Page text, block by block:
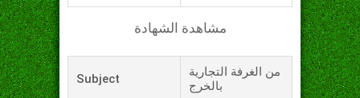
مشاهدة الشهادة
Subject
من الغرفة التجارية
بالخرج